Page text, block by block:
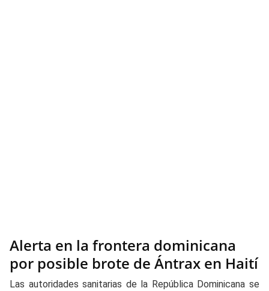
Alerta en la frontera dominicana
por posible brote de Ántrax en Haití
Las autoridades sanitarias de la República Dominicana se